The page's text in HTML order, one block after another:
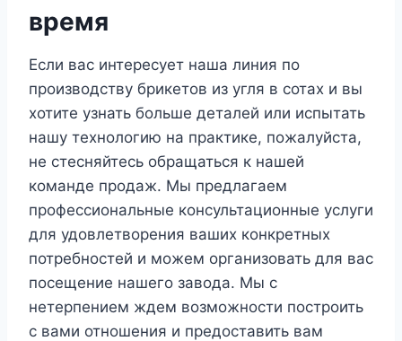
время
Если вас интересует наша линия по
производству брикетов из угля в сотах и вы
хотите узнать больше деталей или испытать
нашу технологию на практике, пожалуйста,
не стесняйтесь обращаться к нашей
команде продаж. Мы предлагаем
профессиональные консультационные услуги
для удовлетворения ваших конкретных
потребностей и можем организовать для вас
посещение нашего завода. Мы с
нетерпением ждем возможности построить
с вами отношения и предоставить вам